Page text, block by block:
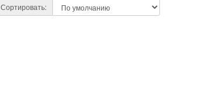
Сортировать: